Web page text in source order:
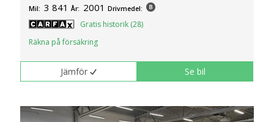
Mil: 3 841 År: 2001 Drivmedel:
Gratis historik (28)
Räkna på försäkring
Jämför Se bil